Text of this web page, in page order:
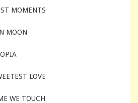
MOMENTS
MOON
LOVE
WE TOUCH